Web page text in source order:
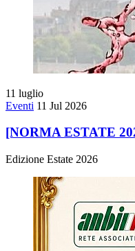
11 luglio
Eventi 11 Jul 2026
[NORMA ESTATE
Edizione Estate 2026